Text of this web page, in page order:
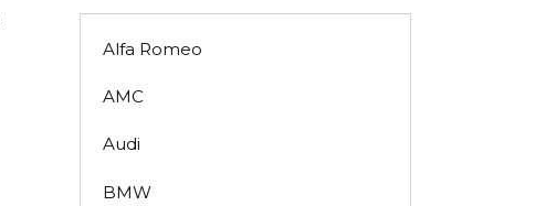
Alfa Romeo
AMC
Audi
BMW